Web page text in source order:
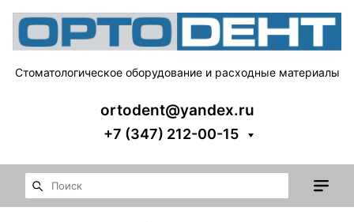
Стоматологическое оборудование и расходные материалы
ortodent@yandex.ru
+7 (347) 212-00-15